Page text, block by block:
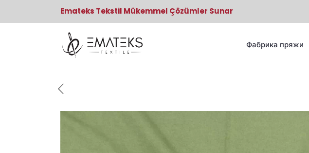
Emateks Tekstil Mükemmel Çözümler Sunar
Фабрика пряжи